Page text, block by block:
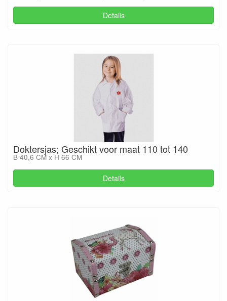
Details
Doktersjas; Geschikt voor maat 110 tot 140
B 40,6 CM x H 66 CM
Details